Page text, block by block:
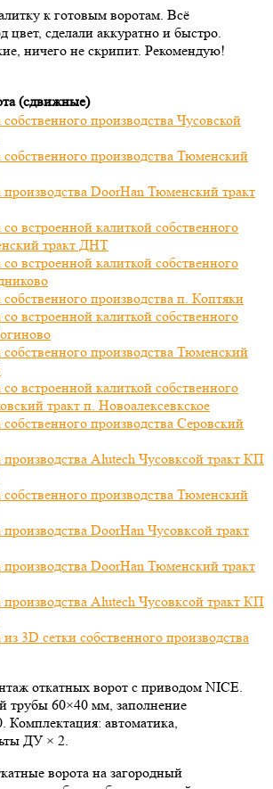
к готовым воротам. Всё
цвет, сделали аккуратно и быстро.
ничего не скрипит. Рекомендую!
(сдвижные)
откатных ворот с приводом NICE.
трубы 60×40 мм, заполнение
Комплектация: автоматика,
ДУ × 2.
ворота на загородный